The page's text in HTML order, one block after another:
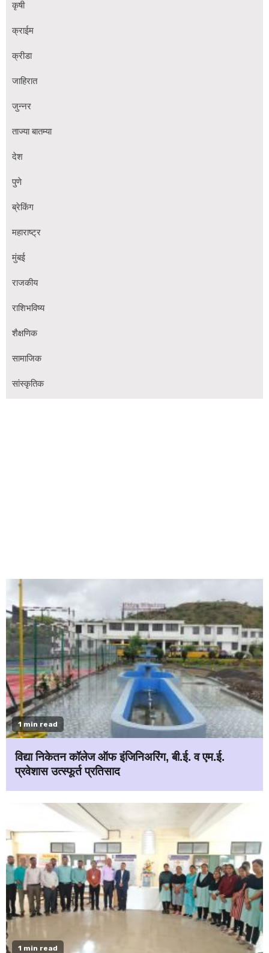
कृषी
क्राईम
क्रीडा
जाहिरात
जुन्नर
ताज्या बातम्या
देश
पुणे
ब्रेकिंग
महाराष्ट्र
मुंबई
राजकीय
राशिभविष्य
शैक्षणिक
सामाजिक
सांस्कृतिक
1 min read
विद्या निकेतन कॉलेज ऑफ इंजिनिअरिंग, बी.ई. व एम.ई.
प्रवेशास उत्स्फूर्त प्रतिसाद
1 min read